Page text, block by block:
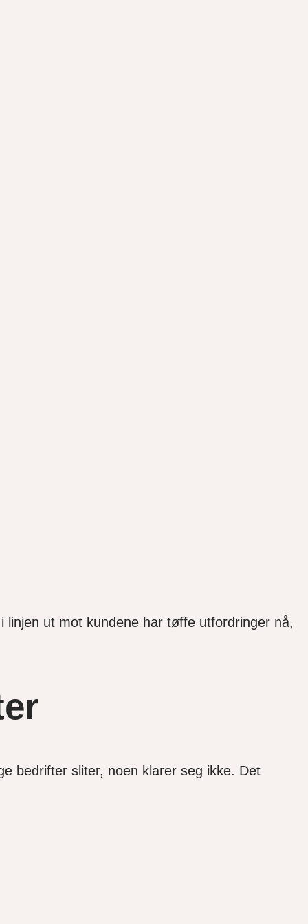
ut mot kundene har tøffe utfordringer nå,
bedrifter sliter, noen klarer seg ikke. Det